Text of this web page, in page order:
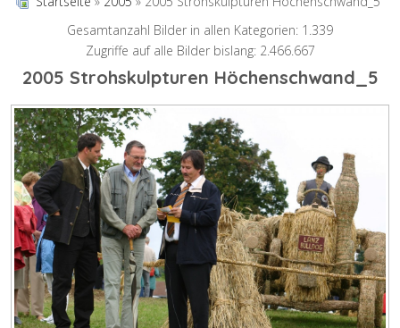
Gesamtanzahl Bilder in allen Kategorien: 1.339
Zugriffe auf alle Bilder bislang: 2.466.667
2005 Strohskulpturen Höchenschwand_5